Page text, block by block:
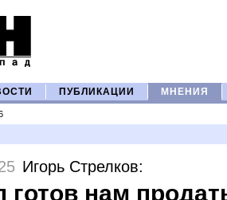
ПУБЛИКАЦИИ МНЕНИЯ
Игорь Стрелков:
готов нам